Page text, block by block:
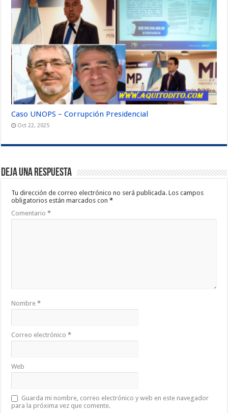
Caso UNOPS – Corrupción Presidencial
Oct 22, 2025
Deja una respuesta
Tu dirección de correo electrónico no será publicada. Los campos
obligatorios están marcados con*
Comentario*
Nombre*
Correo electrónico*
Web
Guarda mi nombre, correo electrónico y web en este navegador
para la próxima vez que comente.